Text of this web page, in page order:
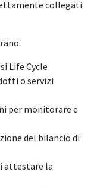
collegati
Life Cycle
o servizi
per monitorare e
del bilancio di
attestare la